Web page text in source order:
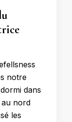
notre
dans
nord
les